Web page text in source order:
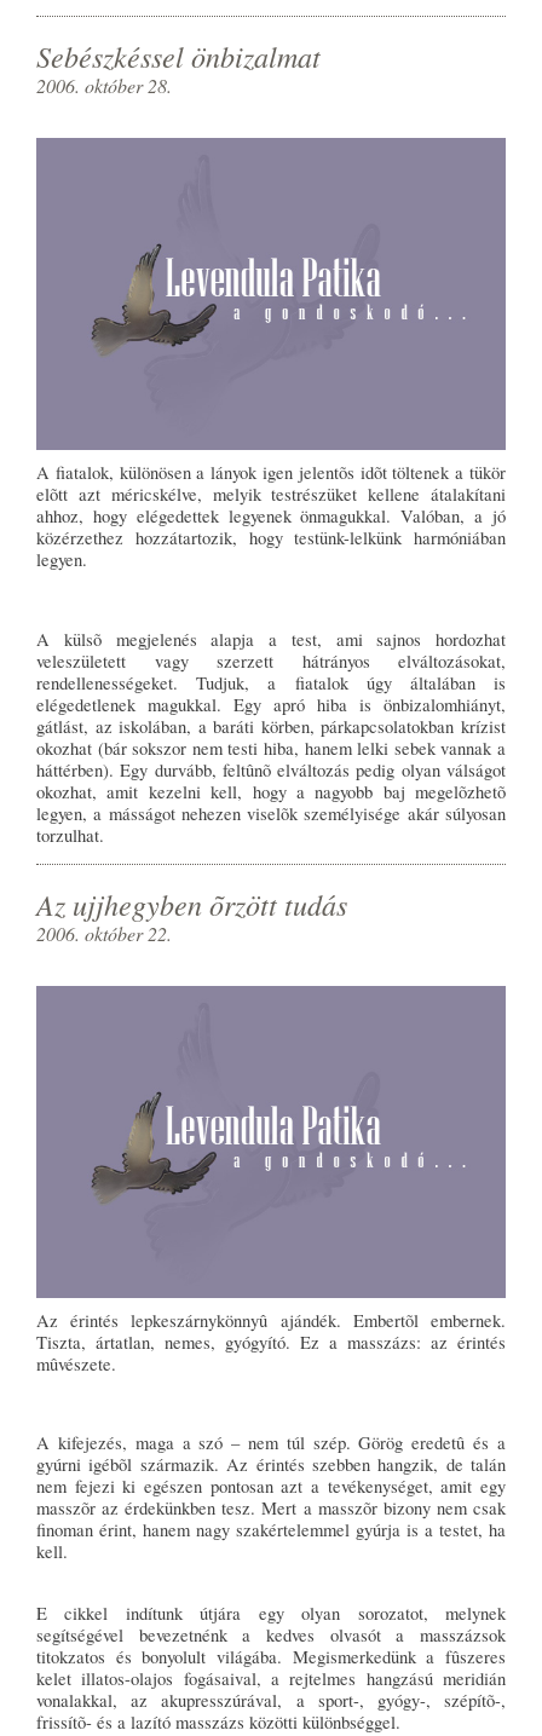
Sebészkéssel önbizalmat
2006. október 28.
A fiatalok, különösen a lányok igen jelentõs idõt töltenek a tükör
elõtt azt méricskélve, melyik testrészüket kellene átalakítani
ahhoz, hogy elégedettek legyenek önmagukkal. Valóban, a jó
közérzethez hozzátartozik, hogy testünk-lelkünk harmóniában
legyen.
A külsõ megjelenés alapja a test, ami sajnos hordozhat
veleszületett vagy szerzett hátrányos elváltozásokat,
rendellenességeket. Tudjuk, a fiatalok úgy általában is
elégedetlenek magukkal. Egy apró hiba is önbizalomhiányt,
gátlást, az iskolában, a baráti körben, párkapcsolatokban krízist
okozhat (bár sokszor nem testi hiba, hanem lelki sebek vannak a
háttérben). Egy durvább, feltûnõ elváltozás pedig olyan válságot
okozhat, amit kezelni kell, hogy a nagyobb baj megelõzhetõ
legyen, a másságot nehezen viselõk személyisége akár súlyosan
torzulhat.
Az ujjhegyben õrzött tudás
2006. október 22.
Az érintés lepkeszárnykönnyû ajándék. Embertõl embernek.
Tiszta, ártatlan, nemes, gyógyító. Ez a masszázs: az érintés
mûvészete.
A kifejezés, maga a szó – nem túl szép. Görög eredetû és a
gyúrni igébõl származik. Az érintés szebben hangzik, de talán
nem fejezi ki egészen pontosan azt a tevékenységet, amit egy
masszõr az érdekünkben tesz. Mert a masszõr bizony nem csak
finoman érint, hanem nagy szakértelemmel gyúrja is a testet, ha
kell.
E cikkel indítunk útjára egy olyan sorozatot, melynek
segítségével bevezetnénk a kedves olvasót a masszázsok
titokzatos és bonyolult világába. Megismerkedünk a fûszeres
kelet illatos-olajos fogásaival, a rejtelmes hangzású meridián
vonalakkal, az akupresszúrával, a sport-, gyógy-, szépítõ-,
frissítõ- és a lazító masszázs közötti különbséggel.